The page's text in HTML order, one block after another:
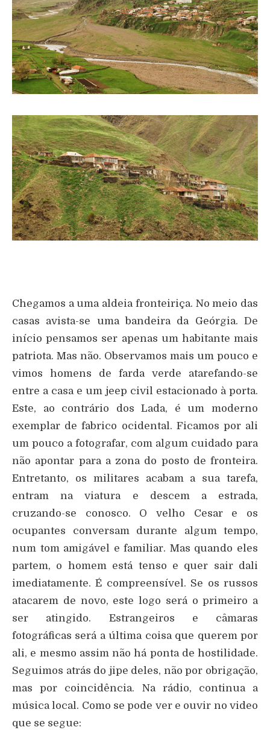
Chegamos a uma aldeia fronteiriça. No meio das
casas avista-se uma bandeira da Geórgia. De
início pensamos ser apenas um habitante mais
patriota. Mas não. Observamos mais um pouco e
vimos homens de farda verde atarefando-se
entre a casa e um jeep civil estacionado à porta.
Este, ao contrário dos Lada, é um moderno
exemplar de fabrico ocidental. Ficamos por ali
um pouco a fotografar, com algum cuidado para
não apontar para a zona do posto de fronteira.
Entretanto, os militares acabam a sua tarefa,
entram na viatura e descem a estrada,
cruzando-se conosco. O velho Cesar e os
ocupantes conversam durante algum tempo,
num tom amigável e familiar. Mas quando eles
partem, o homem está tenso e quer sair dali
imediatamente. É compreensível. Se os russos
atacarem de novo, este logo será o primeiro a
ser atingido. Estrangeiros e câmaras
fotográficas será a última coisa que querem por
ali, e mesmo assim não há ponta de hostilidade.
Seguimos atrás do jipe deles, não por obrigação,
mas por coincidência. Na rádio, continua a
música local. Como se pode ver e ouvir no video
que se segue: